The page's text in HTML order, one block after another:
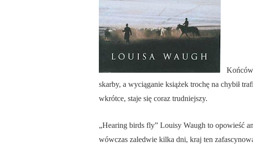
skarby, a wyciąganie książek trochę na chybił
wkrótce, staje się coraz trudniejszy.
„Hearing birds fly” Louisy Waugh to opowieść
wówczas zaledwie kilka dni, kraj ten